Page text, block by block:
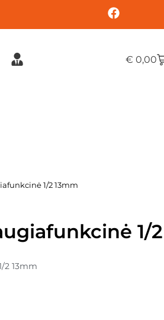
€ 0,00
1/2 13mm
1/2
2 13mm